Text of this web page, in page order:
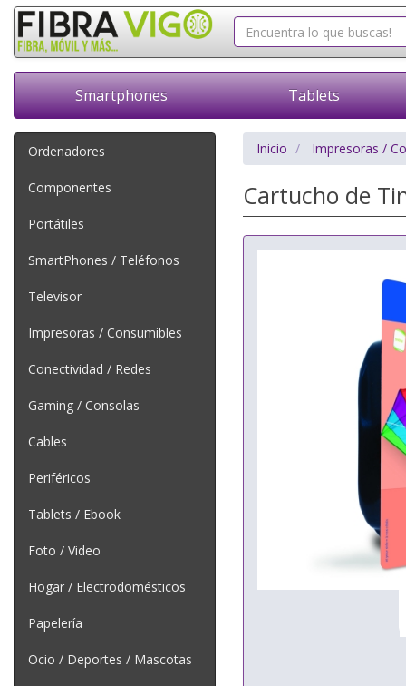
Smartphones Tablets
Ordenadores
Componentes
Portátiles
SmartPhones / Teléfonos
Televisor
Impresoras / Consumibles
Conectividad / Redes
Gaming / Consolas
Cables
Periféricos
Tablets / Ebook
Foto / Video
Hogar / Electrodomésticos
Papelería
Ocio / Deportes / Mascotas
Inicio Impresoras /
Cartucho de